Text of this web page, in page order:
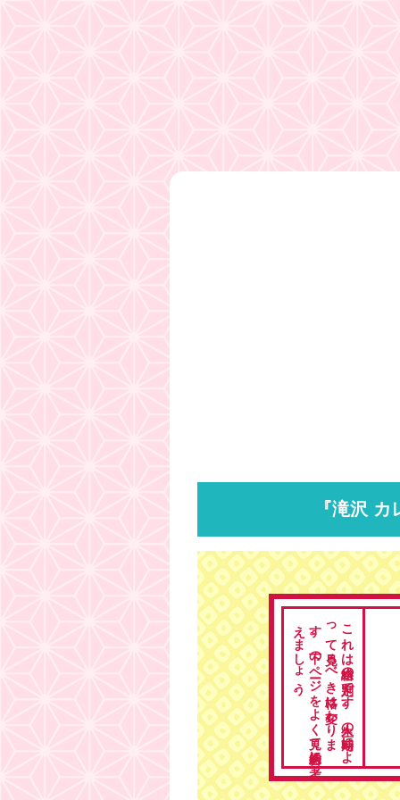
『滝沢
こ
れ
は
総格の
判定で
す
。
人生の
時期に
よ
っ
て
見る
べ
き
格は
変わ
り
ま
す
。
下の
ペ
ージ
を
よ
く
見て
総合的に
考
え
ま
し
ょ
う
。